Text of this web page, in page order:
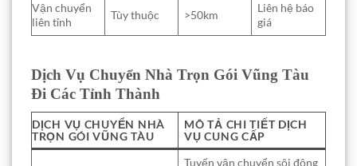
Vận chuyển
liên tỉnh
Tùy thuộc >50km
Liên hệ báo
giá
Dịch Vụ Chuyển Nhà Trọn Gói Vũng Tàu
Đi Các Tỉnh Thành
DỊCH VỤ CHUYỂN NHÀ
TRỌN GÓI VŨNG TÀU
MÔ TẢ CHI TIẾT DỊCH
VỤ CUNG CẤP
Tuyến vận chuyển sôi động